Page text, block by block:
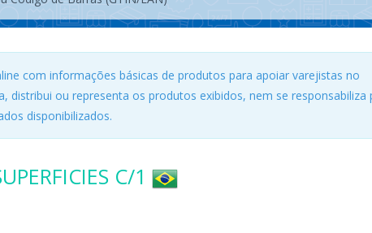
com informações básicas de produtos para apoiar varejistas no
distribui ou representa os produtos exibidos, nem se responsabiliza
disponibilizados.
C/1